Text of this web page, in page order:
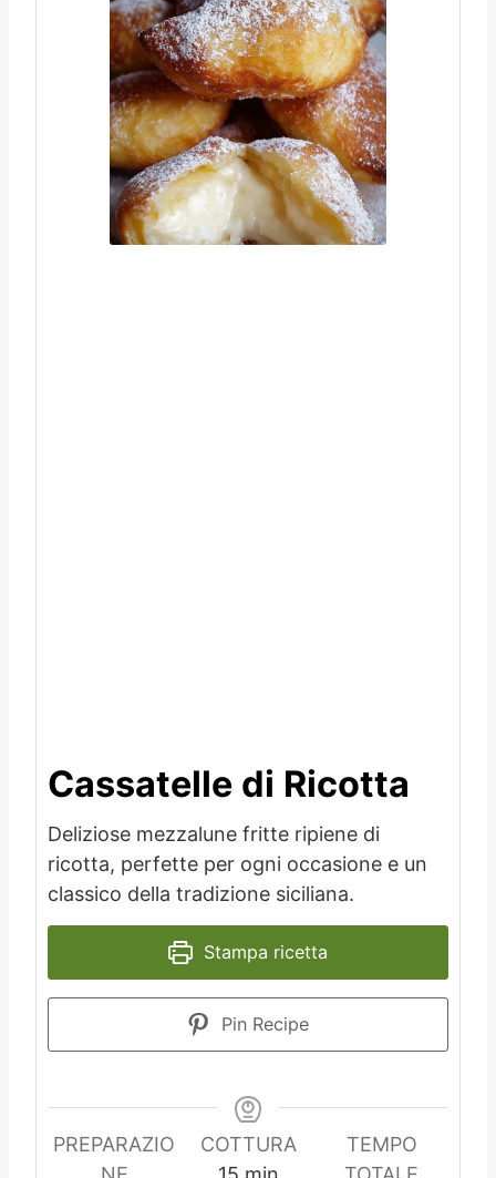
Cassatelle di Ricotta
Deliziose mezzalune fritte ripiene di
ricotta, perfette per ogni occasione e un
classico della tradizione siciliana.
Stampa ricetta
Pin Recipe
PREPARAZIO
COTTURA
TEMPO